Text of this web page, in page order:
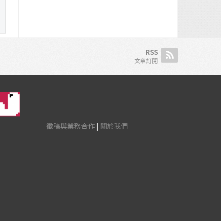
RSS
文章訂閱
徵稿與業務合作| 關於我們